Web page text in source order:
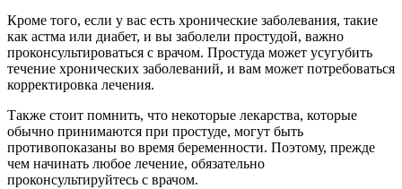
Кроме того, если у вас есть хронические заболевания, такие
как астма или диабет, и вы заболели простудой, важно
проконсультироваться с врачом. Простуда может усугубить
течение хронических заболеваний, и вам может потребоваться
корректировка лечения.
Также стоит помнить, что некоторые лекарства, которые
обычно принимаются при простуде, могут быть
противопоказаны во время беременности. Поэтому, прежде
чем начинать любое лечение, обязательно
проконсультируйтесь с врачом.